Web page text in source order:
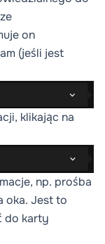
on
(jeśli jest
klikając na
np. prośba
oka. Jest to
do karty